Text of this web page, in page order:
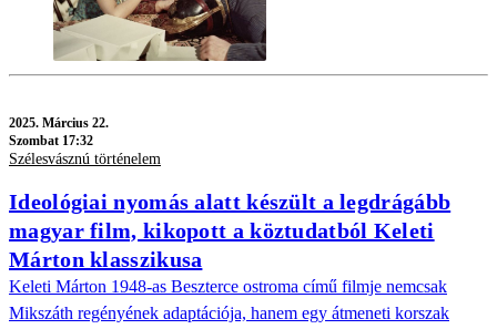
2025. Március 22.
Szombat 17:32
Szélesvásznú történelem
Ideológiai nyomás alatt készült a legdrágább
magyar film, kikopott a köztudatból Keleti
Márton klasszikusa
Keleti Márton 1948-as Beszterce ostroma című filmje nemcsak
Mikszáth regényének adaptációja, hanem egy átmeneti korszak